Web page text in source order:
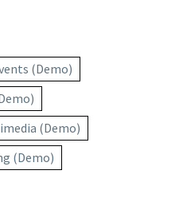
(Demo)
(Demo)
(Demo)